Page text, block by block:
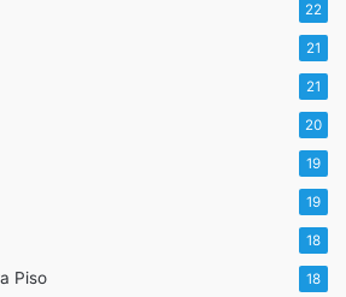
uma tinta epóxi bege, na cor
22
21
21
20
19
19
18
Piso 18